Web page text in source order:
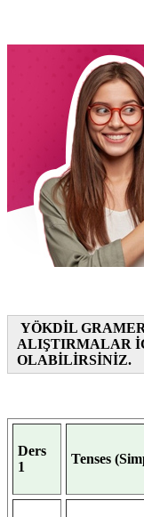
YÖKDİL
ALIŞTIRMALAR
OLABİLİRSİNİZ.
Ders
1
Tenses